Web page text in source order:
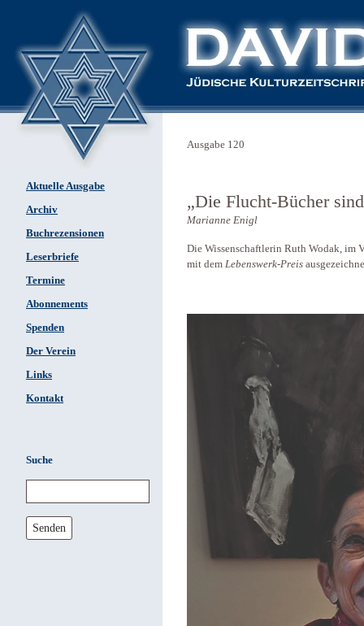
Aktuelle Ausgabe
Archiv
Buchrezensionen
Leserbriefe
Termine
Abonnements
Spenden
Der Verein
Links
Kontakt
Suche
Senden
Ausgabe 120
„Die Flucht-­Bücher
Marianne Enigl
Die Wissenschaftlerin Ruth Wodak, im
mit dem Lebenswerk-Preis